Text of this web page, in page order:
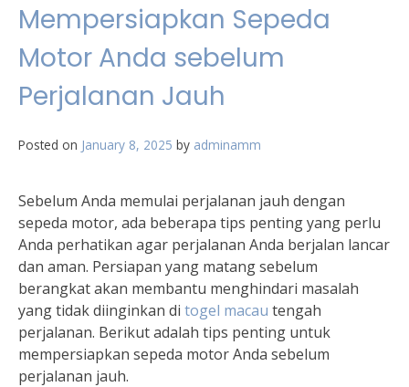
Mempersiapkan Sepeda
Motor Anda sebelum
Perjalanan Jauh
Posted on January 8, 2025 by adminamm
Sebelum Anda memulai perjalanan jauh dengan
sepeda motor, ada beberapa tips penting yang perlu
Anda perhatikan agar perjalanan Anda berjalan lancar
dan aman. Persiapan yang matang sebelum
berangkat akan membantu menghindari masalah
yang tidak diinginkan di togel macau tengah
perjalanan. Berikut adalah tips penting untuk
mempersiapkan sepeda motor Anda sebelum
perjalanan jauh.